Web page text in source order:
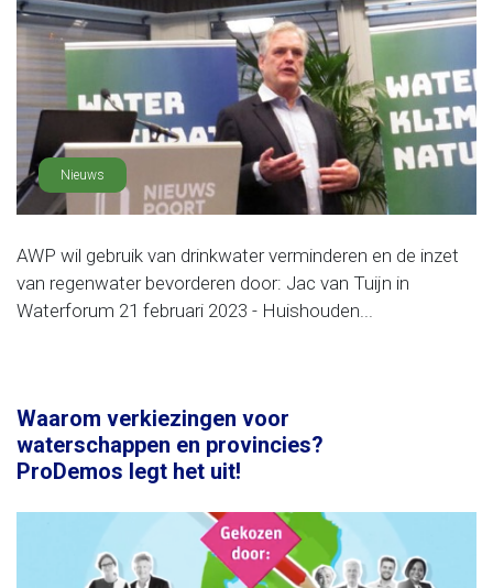
Nieuws
AWP wil gebruik van drinkwater verminderen en de inzet
van regenwater bevorderen door: Jac van Tuijn in
Waterforum 21 februari 2023 - Huishouden...
Waarom verkiezingen voor
waterschappen en provincies?
ProDemos legt het uit!